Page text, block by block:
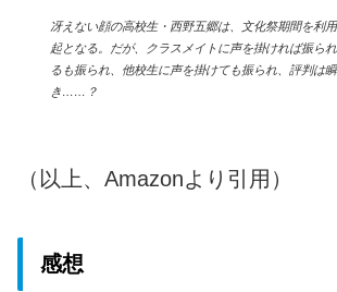
冴えない顔の高校生・西野五郷は、文化祭期間を利
起となる。だが、クラスメイトに声を掛ければ振ら
るも振られ、他校生に声を掛けても振られ、評判は
き……？
（以上、Amazonより引用）
感想